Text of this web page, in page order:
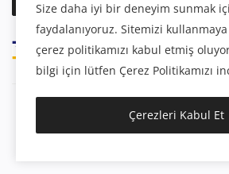
Telif Hakkı 2025
Saklıdır.
Size daha iyi bir deneyim sunmak
faydalanıyoruz. Sitemizi
çerez politikamızı kabul etmiş
bilgi için lütfen Çerez Politikamızı
Çerezleri Kabul Et